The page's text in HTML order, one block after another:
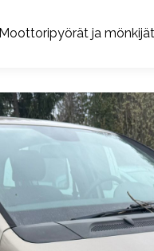
Moottoripyörät ja mönkijät